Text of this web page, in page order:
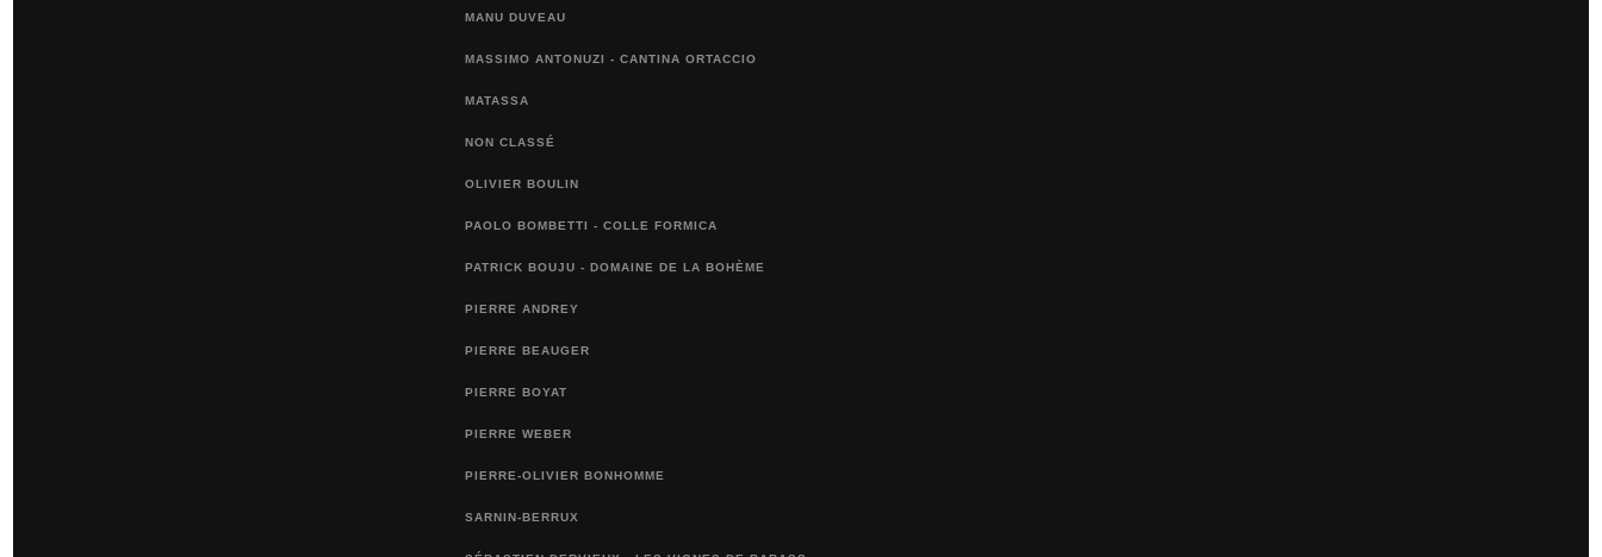
MANU DUVEAU
MASSIMO ANTONUZI - CANTINA ORTACCIO
MATASSA
NON CLASSÉ
OLIVIER BOULIN
PAOLO BOMBETTI - COLLE FORMICA
PATRICK BOUJU - DOMAINE DE LA BOHÈME
PIERRE ANDREY
PIERRE BEAUGER
PIERRE BOYAT
PIERRE WEBER
PIERRE-OLIVIER BONHOMME
SARNIN-BERRUX